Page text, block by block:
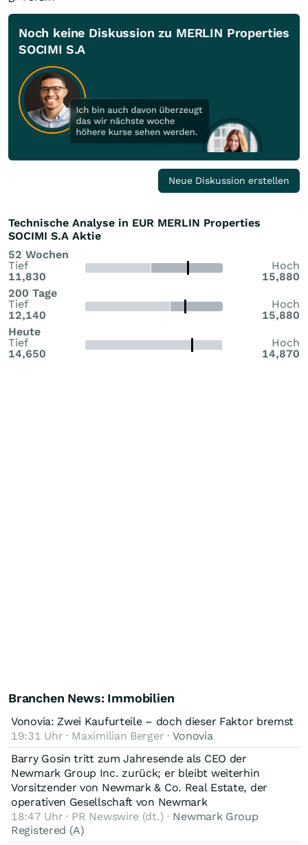
Noch keine Diskussion zu MERLIN Properties
SOCIMI S.A
Neue Diskussion erstellen
Technische Analyse in EUR MERLIN Properties
SOCIMI S.A Aktie
52 Wochen
Tief
11,830
Hoch
15,880
200 Tage
Tief
12,140
Hoch
15,880
Heute
Tief
14,650
Hoch
14,870
Branchen News: Immobilien
Vonovia: Zwei Kaufurteile – doch dieser Faktor bremst
19:31 Uhr · Maximilian Berger ·Vonovia
Barry Gosin tritt zum Jahresende als CEO der
Newmark Group Inc. zurück; er bleibt weiterhin
Vorsitzender von Newmark & Co. Real Estate, der
operativen Gesellschaft von Newmark
18:47 Uhr · PR Newswire (dt.) · Newmark Group
Registered (A)